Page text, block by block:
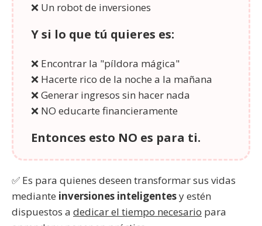
❌ Un robot de inversiones
Y si lo que tú quieres es:
❌ Encontrar la "píldora mágica"
❌ Hacerte rico de la noche a la mañana
❌ Generar ingresos sin hacer nada
❌ NO educarte financieramente
Entonces esto NO es para ti.
✅ Es para quienes deseen transformar sus vidas
mediante inversiones inteligentesy estén
dispuestos a dedicar el tiempo necesario para